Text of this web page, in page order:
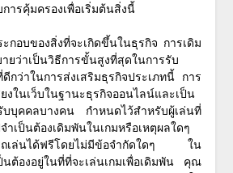
ารคุ้มครองเพื่อเริ่มต้นสิ่งนี้
กอบของสิ่งที่จะเกิดขึ้นในธุรกิจ การเดิม
ยว่าเป็นวิธีการขั้นสูงที่สุดในการรับ
กว่าในการส่งเสริมธุรกิจประเภทนี้ การ
ในเว็บในฐานะธุรกิจออนไลน์และเป็น
บบุคคลบางคน กำหนดไว้สำหรับผู้เล่นที่
ำเป็นต้องเดิมพันในเกมหรือเหตุผลใดๆ
รถเล่นได้ฟรีโดยไม่มีข้อจำกัดใดๆ ใน
ต้องอยู่ในที่ที่จะเล่นเกมเพื่อเดิมพัน คุณ